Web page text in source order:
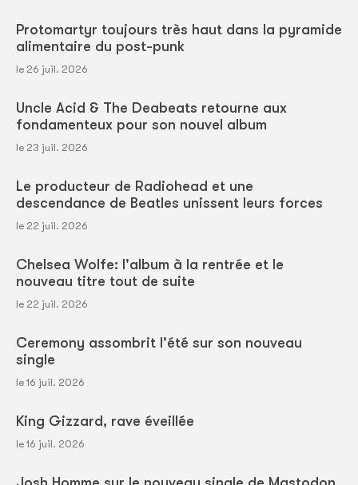
Protomartyr toujours très haut dans la pyramide
alimentaire du post-punk
le 26 juil. 2026
Uncle Acid & The Deabeats retourne aux
fondamenteux pour son nouvel album
le 23 juil. 2026
Le producteur de Radiohead et une
descendance de Beatles unissent leurs forces
le 22 juil. 2026
Chelsea Wolfe: l'album à la rentrée et le
nouveau titre tout de suite
le 22 juil. 2026
Ceremony assombrit l'été sur son nouveau
single
le 16 juil. 2026
King Gizzard, rave éveillée
le 16 juil. 2026